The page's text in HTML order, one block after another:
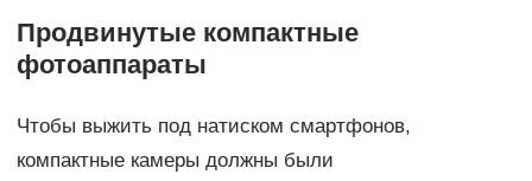
Продвинутые компактные
фотоаппараты
Чтобы выжить под натиском смартфонов,
компактные камеры должны были